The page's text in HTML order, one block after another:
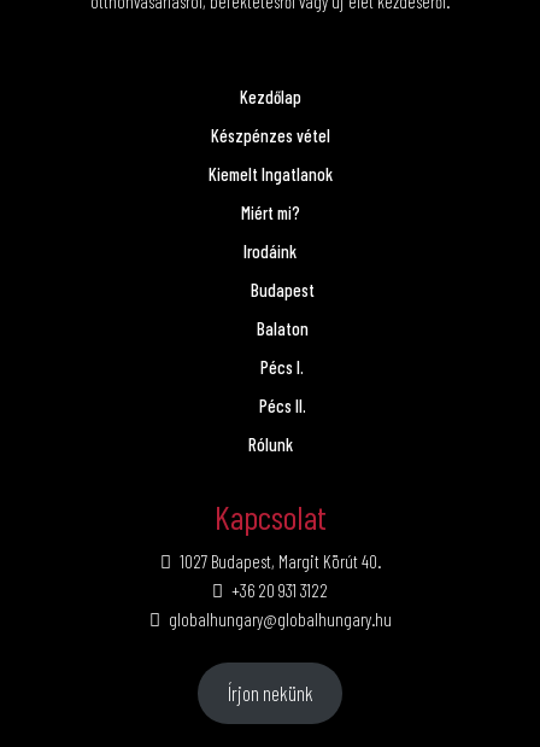
Kezdőlap
Készpénzes vétel
Kiemelt Ingatlanok
Miért mi?
Irodáink
Budapest
Balaton
Pécs I.
Pécs II.
Rólunk
Kapcsolat
1027 Budapest, Margit Körút 40.
+36 20 931 3122
globalhungary@globalhungary.hu
Írjon nekünk